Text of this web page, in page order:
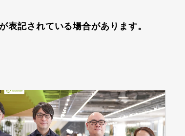
記されている場合があります。